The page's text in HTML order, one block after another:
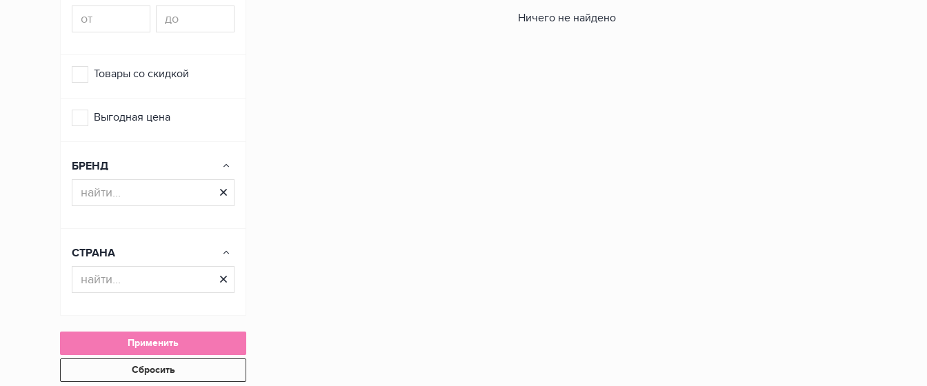
Товары со скидкой
Выгодная цена
БРЕНД
СТРАНА
Применить
Сбросить
Ничего не найдено